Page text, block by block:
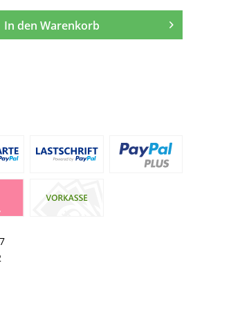
In den Warenkorb